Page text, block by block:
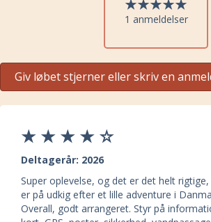
1 anmeldelser
Giv løbet stjerner eller skriv en
Deltagerår: 2026
Super oplevelse, og det er det helt rigtige,
er på udkig efter et lille adventure i
Overall, godt arrangeret. Styr på